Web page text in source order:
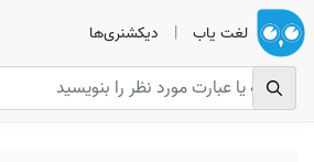
لغت یاب | دیکشنری‌ها